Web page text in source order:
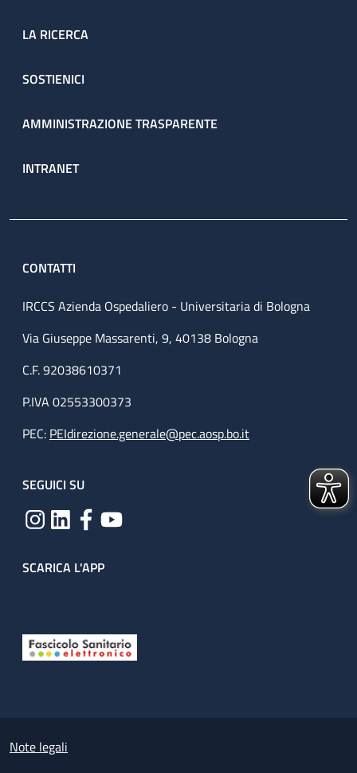
LA RICERCA
SOSTIENICI
AMMINISTRAZIONE TRASPARENTE
INTRANET
CONTATTI
IRCCS Azienda Ospedaliero - Universitaria di Bologna
Via Giuseppe Massarenti, 9, 40138 Bologna
C.F. 92038610371
P.IVA 02553300373
PEC: PEIdirezione.generale@pec.aosp.bo.it
SEGUICI SU
SCARICA L'APP
Small prints
Note legali